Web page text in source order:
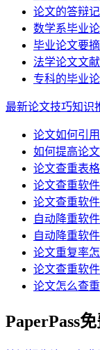
论文的答辩
数学系毕业
毕业论文要
法学论文文
专科的毕业
最新论文技巧知识
论文如何引
如何提高论
论文查重表
论文查重软
论文查重软
自动降重软
自动降重软
论文重复率
论文查重软
论文怎么查
PaperPass